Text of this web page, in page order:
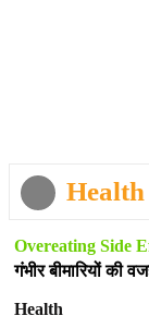
Health
Overeating Side
गंभीर बीमारियों की
Health